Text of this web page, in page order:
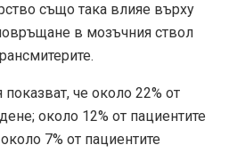
също така влияе върху
в мозъчния ствол
че около 22% от
около 12% от пациентите
7% от пациентите